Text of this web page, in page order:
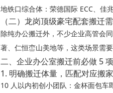
地铁口综合体：荣德国际 ECC、佳
（二）龙岗顶级豪宅配套搬迁
除纯办公搬迁外，不少企业高管会
著、仁恒峦山美地等，这类场景需
二、企业办公室搬迁前必做 5
1. 明确搬迁体量，匹配对应搬
10 人以内初创小团队：金杯面包车